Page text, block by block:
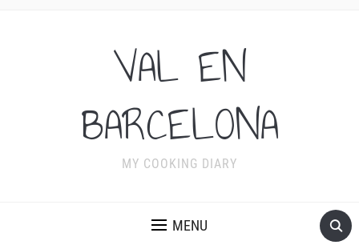
VAL EN
BARCELONA
MY COOKING DIARY
MENU